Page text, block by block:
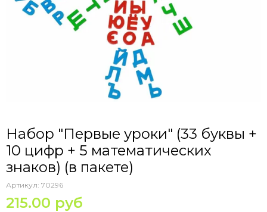
Набор "Первые уроки" (33 буквы +
10 цифр + 5 математических
знаков) (в пакете)
Артикул: 70296
215.00 руб